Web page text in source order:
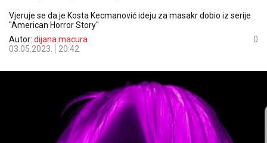
Vjeruje se da je Kosta Kecmanović ideju za masakr dobio iz serije
"American Horror Story"
Autor: dijana.macura
03.05.2023.
20:42
0